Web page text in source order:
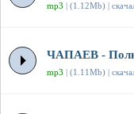
mp3 | (1.12Mb) |
ЧАПАЕВ -
mp3 | (1.11Mb) |